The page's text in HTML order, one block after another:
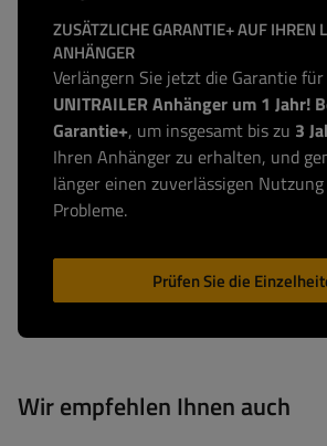
ZUSÄTZLICHE GARANTIE+ AUF IHREN
ANHÄNGER
Verlängern Sie jetzt die Garantie
UNITRAILER Anhänger um 1 Jahr!
Garantie+, um insgesamt bis zu 3
Ihren Anhänger zu erhalten, und
länger einen zuverlässigen
Probleme.
Prüfen Sie die
Wir empfehlen Ihnen auch